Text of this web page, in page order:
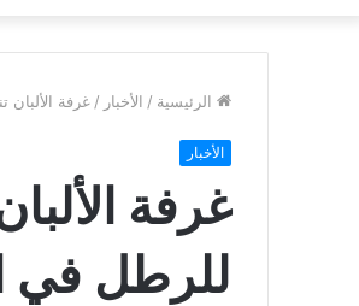
الرئيسية / الأخبار / غرفة الألبان تنفي تحديدها
الأخبار
للرطل في